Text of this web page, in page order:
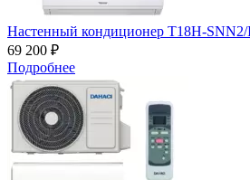
Настенный кондиционер T18H-
69 200 ₽
Подробнее